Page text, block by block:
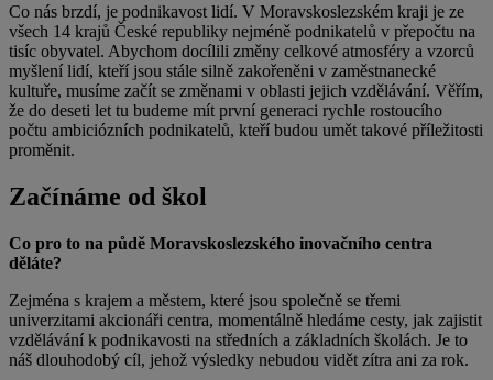
Co nás brzdí, je podnikavost lidí. V Moravskoslezském kraji je ze
všech 14 krajů České republiky nejméně podnikatelů v přepočtu na
tisíc obyvatel. Abychom docílili změny celkové atmosféry a vzorců
myšlení lidí, kteří jsou stále silně zakořeněni v zaměstnanecké
kultuře, musíme začít se změnami v oblasti jejich vzdělávání. Věřím,
že do deseti let tu budeme mít první generaci rychle rostoucího
počtu ambiciózních podnikatelů, kteří budou umět takové příležitosti
proměnit.
Začínáme od škol
Co pro to na půdě Moravskoslezského inovačního centra
děláte?
Zejména s krajem a městem, které jsou společně se třemi
univerzitami akcionáři centra, momentálně hledáme cesty, jak zajistit
vzdělávání k podnikavosti na středních a základních školách. Je to
náš dlouhodobý cíl, jehož výsledky nebudou vidět zítra ani za rok.